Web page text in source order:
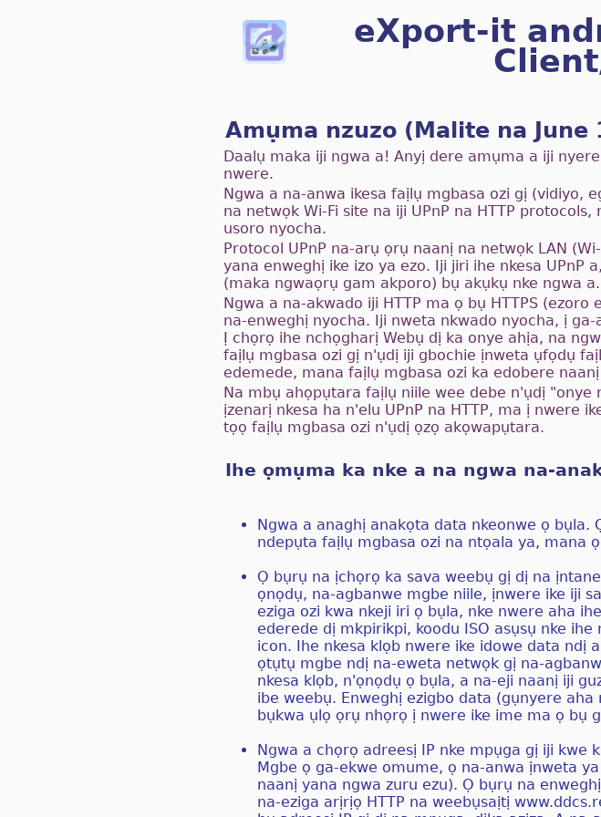
eXport-it
Amụma nzuzo (Malite na June
Daalụ maka iji ngwa a! Anyị dere amụma a iji
nwere.
Ngwa a na-anwa ikesa faịlụ mgbasa ozi gị (vidiyo,
na netwọk Wi-Fi site na iji UPnP na HTTP
usoro nyocha.
Protocol UPnP na-arụ ọrụ naanị na netwọk LAN
yana enweghị ike izo ya ezo. Iji jiri ihe nkesa UPnP
(maka ngwaọrụ gam akporo) bụ akụkụ nke ngwa a.
Ngwa a na-akwado iji HTTP ma ọ bụ HTTPS
na-enweghị nyocha. Iji nweta nkwado nyocha, ị
Ị chọrọ ihe nchọgharị Webụ dị ka onye ahịa, na
faịlụ mgbasa ozi gị n'ụdị iji gbochie ịnweta ụfọdụ
edemede, mana faịlụ mgbasa ozi ka edobere
Na mbụ ahọpụtara faịlụ niile wee debe n'ụdị
ịzenarị nkesa ha n'elu UPnP na HTTP, ma ị nwere
tọọ faịlụ mgbasa ozi n'ụdị ọzọ akọwapụtara.
Ihe ọmụma ka nke a na ngwa na-
Ngwa a anaghị anakọta data nkeonwe ọ
ndepụta faịlụ mgbasa ozi na ntọala ya, mana
Ọ bụrụ na ịchọrọ ka sava weebụ gị dị na
ọnọdụ, na-agbanwe mgbe niile, ịnwere ike iji
eziga ozi kwa nkeji iri ọ bụla, nke nwere aha
ederede dị mkpirikpi, koodu ISO asụsụ nke
icon. Ihe nkesa klọb nwere ike idowe data ndị
ọtụtụ mgbe ndị na-eweta netwọk gị na-
nkesa klọb, n'ọnọdụ ọ bụla, a na-eji naanị iji
ibe weebụ. Enweghị ezigbo data (gụnyere
bụkwa ụlọ ọrụ nhọrọ ị nwere ike ime ma ọ bụ
Ngwa a chọrọ adreesị IP nke mpụga gị iji kwe
Mgbe ọ ga-ekwe omume, ọ na-anwa ịnweta
naanị yana ngwa zuru ezu). Ọ bụrụ na
na-eziga arịrịọ HTTP na weebụsaịtị